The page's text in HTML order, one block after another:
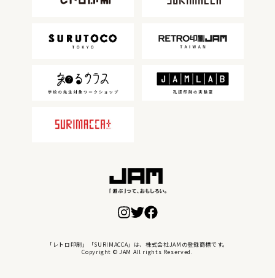
「レトロ印刷」「SURIMACCA」は、株式会社JAMの登録商標です。
Copyright © JAM All rights Reserved.